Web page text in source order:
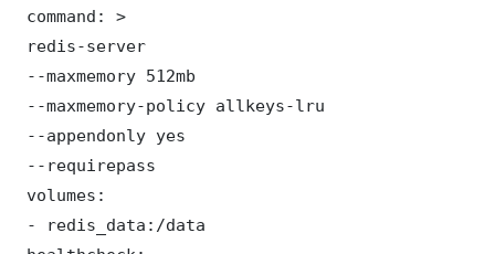
command: >
redis-server
--maxmemory 512mb
--maxmemory-policy allkeys-lru
--appendonly yes
--requirepass
volumes:
- redis_data:/data